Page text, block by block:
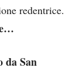
redentrice.
da San